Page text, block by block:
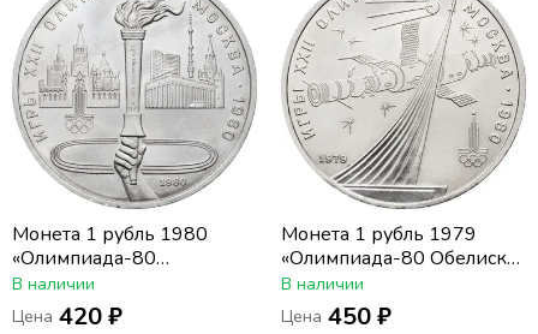
Монета 1 рубль 1980
«Олимпиада-80
Олимпийский факел в
Москве»
В наличии
Цена 420 ₽
Монета 1 рубль 1979
«Олимпиада-80 Обелиск
покорителям космоса»
В наличии
Цена 450 ₽